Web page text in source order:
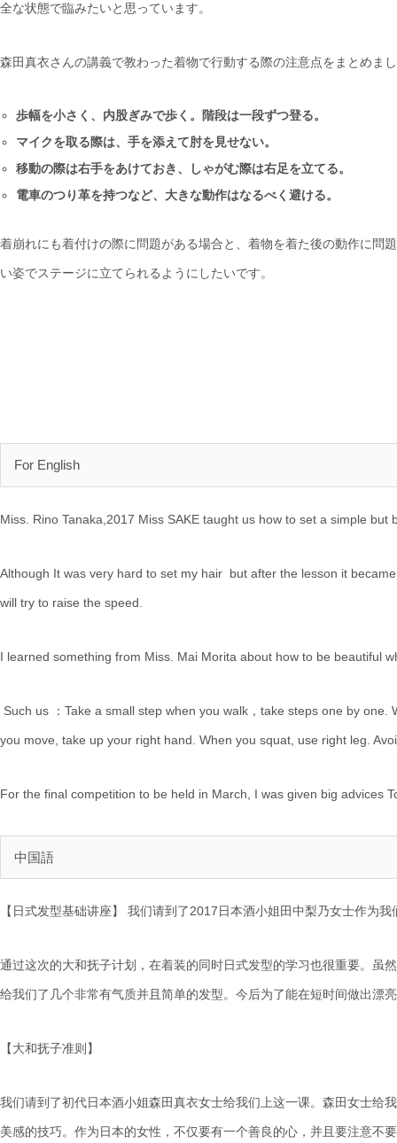
全な状態で臨みたいと思っています。
森田真衣さんの講義で教わった着物で行動する際の注意点をまとめま
歩幅を小さく、内股ぎみで歩く。階段は一段ずつ登る。
マイクを取る際は、手を添えて肘を見せない。
移動の際は右手をあけておき、しゃがむ際は右足を立てる。
電車のつり革を持つなど、大きな動作はなるべく避ける。
着崩れにも着付けの際に問題がある場合と、着物を着た後の動作に問
い姿でステージに立てられるようにしたいです。
For English
Miss. Rino Tanaka,2017 Miss SAKE taught us how to set a simple but
Although It was very hard to set my hair but after the lesson it
will try to raise the speed.
I learned something from Miss. Mai Morita about how to be beautiful
Such us ：Take a small step when you walk，take steps one by one.
you move, take up your right hand. When you squat, use right leg.
For the final competition to be held in March, I was given big advices
中国語
【日式发型基础讲座】 我们请到了2017日本酒小姐田中梨乃女士作为我
通过这次的大和抚子计划 ，在着装的同时日式发型的学习也很重要。 虽
给我们了几个非常有气质并且 简单的发型。今后为了能在短时间做出漂
【大和抚子准则 】
我们请到了初代日本酒小姐森田真衣女士给我们 上这一课。森田女士给我
美感的技巧。作为日本的女性，不仅要有一个善良的心，并且要注意不要